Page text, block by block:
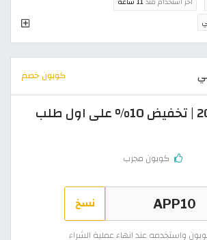
كوبون خصم
كود اناس 2026 | تخفيض 10% على اول طلب
كوبون مجرب
نسخ
واستخدمه عند انهاء عملية الشراء